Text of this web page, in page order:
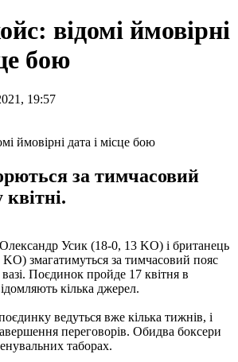
відомі ймовірні
бою
19:57
за тимчасовий
Усик (18-0, 13 KO) і британець
змагатимуться за тимчасовий пояс
Поєдинок пройде 17 квітня в
кілька джерел.
ведуться вже кілька тижнів, і
переговорів. Обидва боксери
таборах.